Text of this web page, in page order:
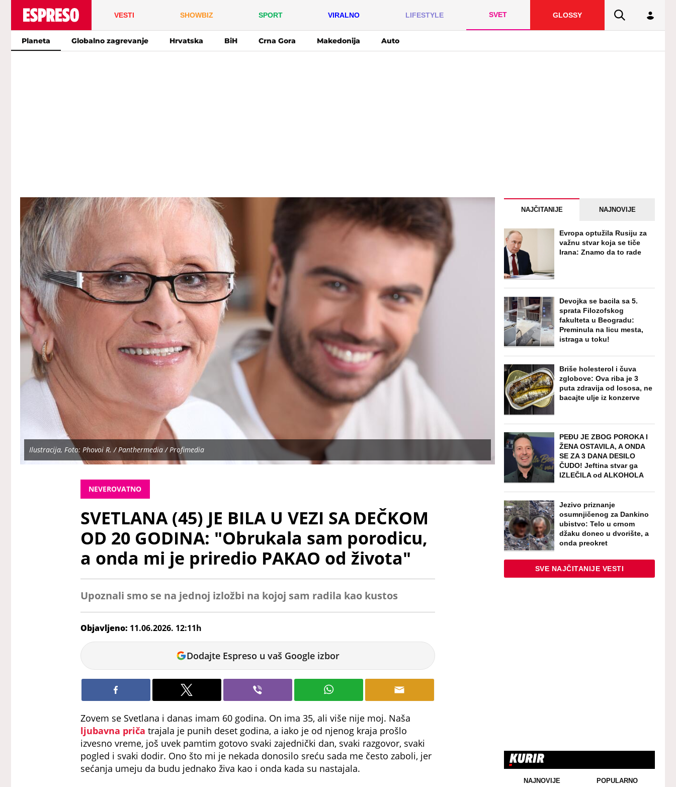
VESTI SHOWBIZ SPORT VIRALNO LIFESTYLE SVET GLOSSY
Planeta Globalno zagrevanje Hrvatska BiH Crna Gora Makedonija Auto
Ilustracija, Foto: Phovoi R. / Panthermedia / Profimedia
NEVEROVATNO
SVETLANA (45) JE BILA U VEZI SA DEČKOM
OD 20 GODINA: "Obrukala sam porodicu,
a onda mi je priredio PAKAO od života"
Upoznali smo se na jednoj izložbi na kojoj sam radila kao kustos
Objavljeno: 11.06.2026. 12:11h
Tatjana
Maksić
Dodajte Espreso u vaš Google izbor
Zovem se Svetlana i danas imam 60 godina. On ima 35, ali više nije moj. Naša
ljubavna priča trajala je punih deset godina, a iako je od njenog kraja prošlo
izvesno vreme, još uvek pamtim gotovo svaki zajednički dan, svaki razgovor, svaki
pogled i svaki dodir. Ono što mi je nekada donosilo sreću sada me često zaboli, jer
sećanja umeju da budu jednako živa kao i onda kada su nastajala.
NAJČITANIJE NAJNOVIJE
Evropa optužila Rusiju za
važnu stvar koja se tiče
Irana: Znamo da to rade
Devojka se bacila sa 5.
sprata Filozofskog
fakulteta u Beogradu:
Preminula na licu mesta,
istraga u toku!
Briše holesterol i čuva
zglobove: Ova riba je 3
puta zdravija od lososa, ne
bacajte ulje iz konzerve
PEĐU JE ZBOG POROKA I
ŽENA OSTAVILA, A ONDA
SE ZA 3 DANA DESILO
ČUDO! Jeftina stvar ga
IZLEČILA od ALKOHOLA
Jezivo priznanje
osumnjičenog za Dankino
ubistvo: Telo u crnom
džaku doneo u dvorište, a
onda preokret
SVE NAJČITANIJE VESTI
NAJNOVIJE POPULARNO